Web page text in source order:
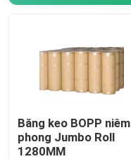
Băng keo BOPP niêm
phong Jumbo Roll
1280MM